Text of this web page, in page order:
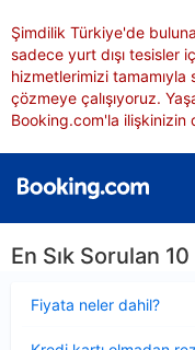
Şimdilik Türkiye'de
sadece yurt dışı tesisler
hizmetlerimizi tamamıyla
çözmeye çalışıyoruz.
Booking.com'la ilişkinizin
En Sık Sorulan
Fiyata neler dahil?